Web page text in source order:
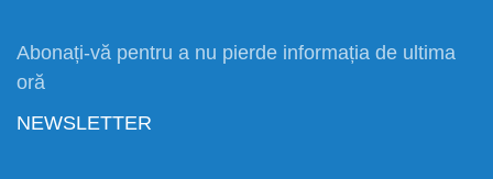
Abonați-vă pentru a nu pierde informația de ultima
oră
NEWSLETTER